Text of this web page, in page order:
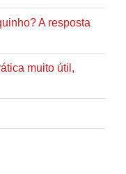
A resposta
muito útil,